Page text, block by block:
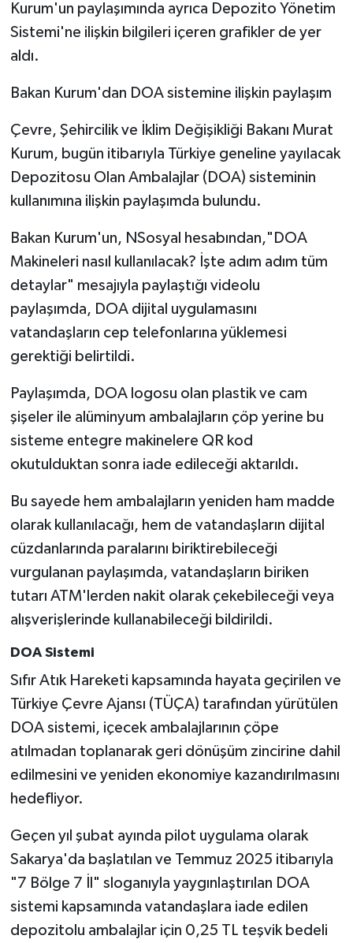
Kurum'un paylaşımında ayrıca Depozito Yönetim
Sistemi'ne ilişkin bilgileri içeren grafikler de yer
aldı.
Bakan Kurum'dan DOA sistemine ilişkin paylaşım
Çevre, Şehircilik ve İklim Değişikliği Bakanı Murat
Kurum, bugün itibarıyla Türkiye geneline yayılacak
Depozitosu Olan Ambalajlar (DOA) sisteminin
kullanımına ilişkin paylaşımda bulundu.
Bakan Kurum'un, NSosyal hesabından,"DOA
Makineleri nasıl kullanılacak? İşte adım adım tüm
detaylar" mesajıyla paylaştığı videolu
paylaşımda, DOA dijital uygulamasını
vatandaşların cep telefonlarına yüklemesi
gerektiği belirtildi.
Paylaşımda, DOA logosu olan plastik ve cam
şişeler ile alüminyum ambalajların çöp yerine bu
sisteme entegre makinelere QR kod
okutulduktan sonra iade edileceği aktarıldı.
Bu sayede hem ambalajların yeniden ham madde
olarak kullanılacağı, hem de vatandaşların dijital
cüzdanlarında paralarını biriktirebileceği
vurgulanan paylaşımda, vatandaşların biriken
tutarı ATM'lerden nakit olarak çekebileceği veya
alışverişlerinde kullanabileceği bildirildi.
DOA Sistemi
Sıfır Atık Hareketi kapsamında hayata geçirilen ve
Türkiye Çevre Ajansı (TÜÇA) tarafından yürütülen
DOA sistemi, içecek ambalajlarının çöpe
atılmadan toplanarak geri dönüşüm zincirine dahil
edilmesini ve yeniden ekonomiye kazandırılmasını
hedefliyor.
Geçen yıl şubat ayında pilot uygulama olarak
Sakarya'da başlatılan ve Temmuz 2025 itibarıyla
"7 Bölge 7 İl" sloganıyla yaygınlaştırılan DOA
sistemi kapsamında vatandaşlara iade edilen
depozitolu ambalajlar için 0,25 TL teşvik bedeli